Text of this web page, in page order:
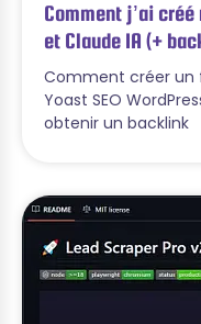
Comment j’ai
et Claude IA (+
Comment créer un
Yoast SEO
obtenir un backlink